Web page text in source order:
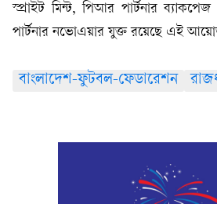
স্প্রাইট মিন্ট, পিআর পার্টনার
পার্টনার নভোএয়ার যুক্ত রয়েছে এই
বাংলাদেশ-ফুটবল-ফেডারেশন